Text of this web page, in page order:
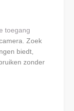
toegang
Zoek
biedt,
zonder